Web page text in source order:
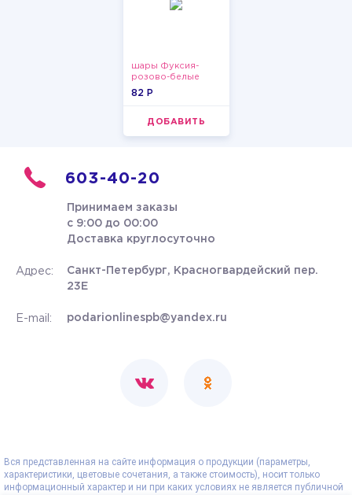
шары Фуксия-
розово-белые
пастельные
82 P
ДОБАВИТЬ
603-40-20
Принимаем заказы
с 9:00 до 00:00
Доставка круглосуточно
Адрес:
Санкт-Петербург, Красногвардейский пер.
23Е
E-mail: podarionlinespb@yandex.ru
Вся представленная на сайте информация о продукции (параметры,
характеристики, цветовые сочетания, а также стоимость), носит только
информационный характер и ни при каких условиях не является публичной